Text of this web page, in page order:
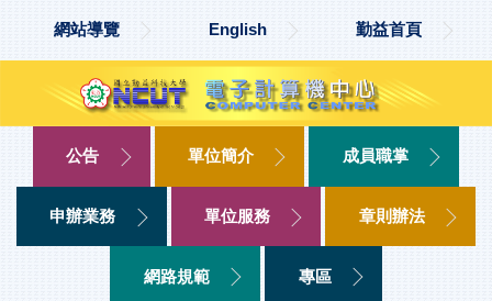
主
容
網站導覽 English 勤益首頁
公告 單位簡介 成員職掌
申辦業務 單位服務 章則辦法
網路規範 專區